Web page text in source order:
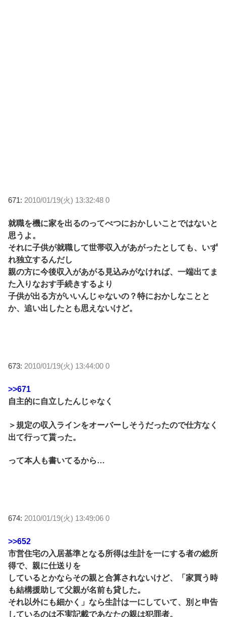
671: 2010/01/19(火) 13:32:48 0
就職を機に家を出るのってべつにおかしいことではないと
思うよ。
それに子供が就職して世帯収入があがったとしても、いず
れ独立するんだし
親の方に今後収入があがる見込みがなければ、一端出てま
た入りなおす手続きするより
子供が出る方がいいんじゃないの？特におかしなことと
か、追い出したとも思えないけど。
673: 2010/01/19(火) 13:44:00 0
>>671
自主的に自立したんじゃなく
＞規定の収入ラインをオーバーしそうだったので仕方なく
出て行って貰った。
って本人も書いてるから…
674: 2010/01/19(火) 13:49:06 0
>>652
市営住宅の入居基準となる所得は生計を一にする者の総所
得で、親に仕送りを
しているとかならその親と合算されないけど、「家買う時
も結構援助して父親が名前も貸した。
それ以外にも細かく」なら生計は一にしていて、別と申告
しているのは不実記載であなたの親は犯罪者。